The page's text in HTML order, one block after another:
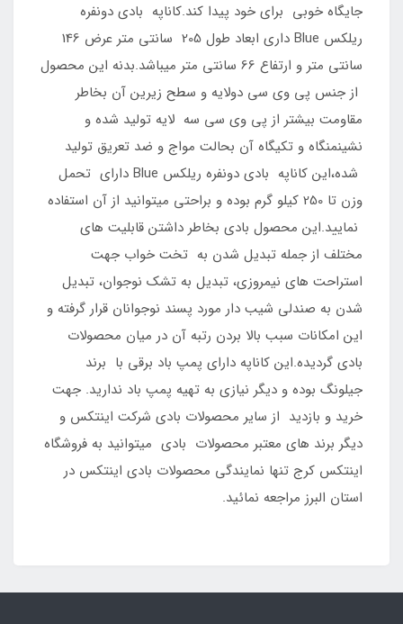
جایگاه خوبی برای خود پیدا کند.کاناپه بادی دونفره
ریلکس Blue داری ابعاد طول 205 سانتی متر عرض 146
سانتی متر و ارتفاع 66 سانتی متر میباشد.بدنه این محصول
از جنس پی وی سی دولایه و سطح زیرین آن بخاطر
مقاومت بیشتر از پی وی سی سه لایه تولید شده و
نشینمنگاه و تکیگاه آن بحالت مواج و ضد تعریق تولید
شده،این کاناپه بادی دونفره ریلکس Blue دارای تحمل
وزن تا 250 کیلو گرم بوده و براحتی میتوانید از آن استفاده
نمایید.این محصول بادی بخاطر داشتن قابلیت های
مختلف از جمله تبدیل شدن به تخت خواب جهت
استراحت های نیمروزی، تبدیل به تشک نوجوان، تبدیل
شدن به صندلی شیب دار مورد پسند نوجوانان قرار گرفته و
این امکانات سبب بالا بردن رتبه آن در میان محصولات
بادی گردیده.این کاناپه دارای پمپ باد برقی با برند
جیلونگ بوده و دیگر نیازی به تهیه پمپ باد ندارید. جهت
خرید و بازدید از سایر محصولات بادی شرکت اینتکس و
دیگر برند های معتبر محصولات بادی میتوانید به فروشگاه
اینتکس کرج تنها نمایندگی محصولات بادی اینتکس در
استان البرز مراجعه نمائید.